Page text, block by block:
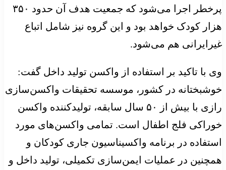
پرخطر اجرا می‌شود که جمعیت هدف آن حدود ۳۵۰
هزار کودک خواهد بود و این گروه نیز شامل اتباع
غیرایرانی هم می‌شود.
وی با تاکید بر استفاده از واکسن تولید داخل گفت:
خوشبختانه در کشور، موسسه تحقیقات واکسن‌سازی
رازی با بیش از ۵۰ سال سابقه، تولیدکننده واکسن
خوراکی فلج اطفال است. تمامی واکسن‌های مورد
استفاده در برنامه واکسیناسیون جاری کودکان و
همچنین در عملیات ایمن‌سازی تکمیلی، تولید داخل و